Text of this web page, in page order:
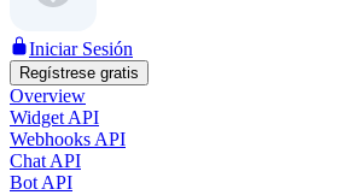
Iniciar Sesión
Regístrese gratis
Overview
Widget API
Webhooks API
Chat API
Bot API